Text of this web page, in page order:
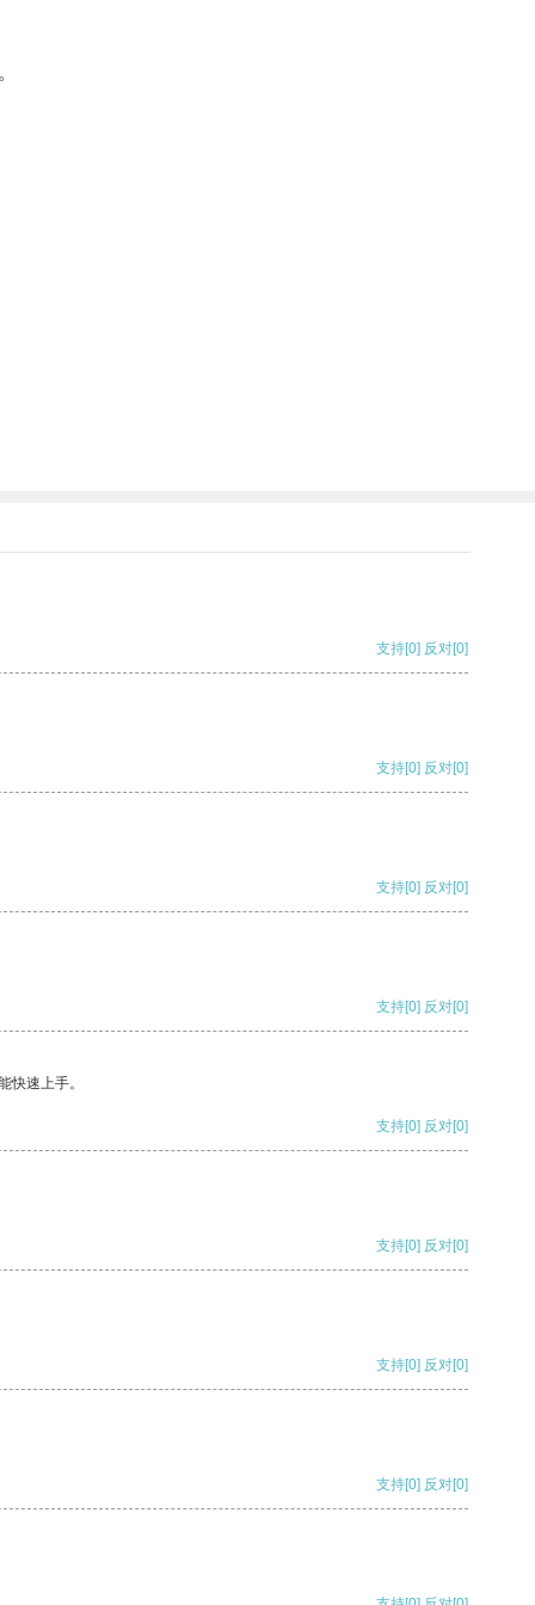
支持[0] 反对[0]
支持[0] 反对[0]
支持[0] 反对[0]
支持[0] 反对[0]
快速上手。
支持[0] 反对[0]
支持[0] 反对[0]
支持[0] 反对[0]
支持[0] 反对[0]